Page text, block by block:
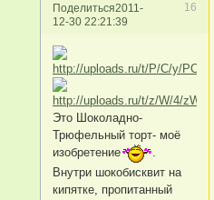
Поделиться 16
2011-
12-30 22:21:39
Это Шоколадно-
Трюфельный торт- моё
изобретение
.
Внутри шокобисквит на
кипятке, пропитанный